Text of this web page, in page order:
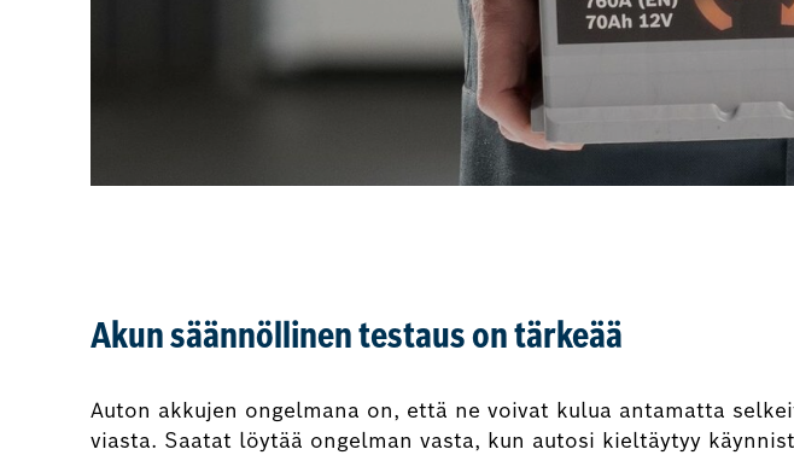
Akun säännöllinen testaus on tärkeää
Auton akkujen ongelmana on, että ne voivat kulua antamatta
viasta. Saatat löytää ongelman vasta, kun autosi kieltäytyy